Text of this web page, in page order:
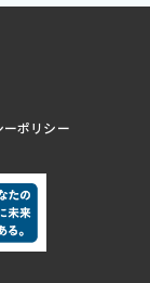
ーポリシー